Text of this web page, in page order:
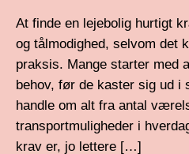
At finde en lejebolig hurtigt
og tålmodighed, selvom det
praksis. Mange starter med
behov, før de kaster sig ud i
handle om alt fra antal
transportmuligheder i
krav er, jo lettere […]